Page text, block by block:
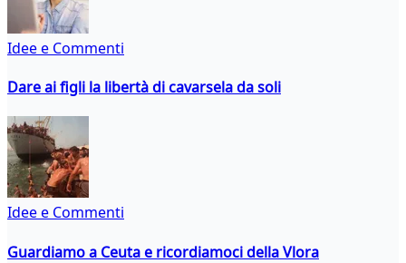
Idee e Commenti
Dare ai figli la libertà di cavarsela da soli
Idee e Commenti
Guardiamo a Ceuta e ricordiamoci della Vlora